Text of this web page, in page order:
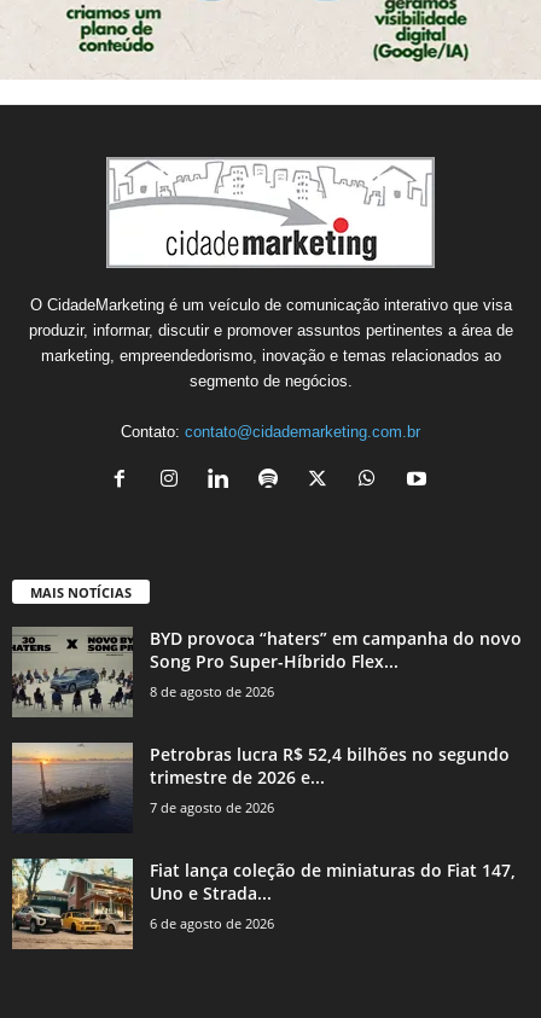
O CidadeMarketing é um veículo de comunicação interativo que visa
produzir, informar, discutir e promover assuntos pertinentes a área de
marketing, empreendedorismo, inovação e temas relacionados ao
segmento de negócios.
Contato: contato@cidademarketing.com.br
MAIS NOTÍCIAS
BYD provoca “haters” em campanha do novo
Song Pro Super-Híbrido Flex...
8 de agosto de 2026
Petrobras lucra R$ 52,4 bilhões no segundo
trimestre de 2026 e...
7 de agosto de 2026
Fiat lança coleção de miniaturas do Fiat 147,
Uno e Strada...
6 de agosto de 2026